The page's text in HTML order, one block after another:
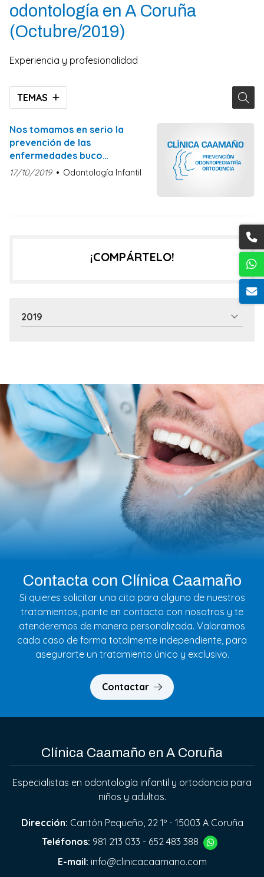
odontología en A Coruña
(Octubre/2019)
Experiencia y profesionalidad
TEMAS
Nos tomamos en serio la
prevención de las
enfermedades buco
dentales? Entrevista
radiofónica de Carlos
17/10/2019 Odontología Infantil
¡COMPÁRTELO!
2019
Contacta con Clínica Caamaño
Si quieres solicitar una cita para alguno de nuestros
tratamientos, ponte en contacto con nosotros y te
atenderemos de manera personalizada. Valoramos
cada caso de forma totalmente independiente, para
asegurarte un tratamiento único y exclusivo.
Contactar
Clínica Caamaño en A Coruña
Especialistas en odontología infantil y ortodoncia para
niños y adultos.
Dirección: Cantón Pequeño, 22 1º - 15003 A Coruña
Teléfonos: 981 213 033 - 652 483 388
E-mail: info@clinicacaamano.com